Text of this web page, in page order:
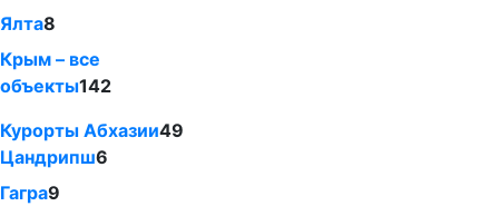
Ялта8
Крым – все
объекты142
Курорты Абхазии49
Цандрипш6
Гагра9